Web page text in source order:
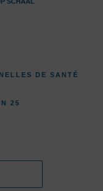
DE SANTÉ
25